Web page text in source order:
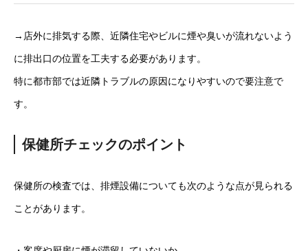
→店外に排気する際、近隣住宅やビルに煙や臭いが流れないよう
に排出口の位置を工夫する必要があります。
特に都市部では近隣トラブルの原因になりやすいので要注意で
す。
保健所チェックのポイント
保健所の検査では、排煙設備についても次のような点が見られる
ことがあります。